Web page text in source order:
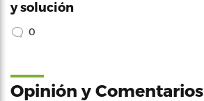
y solución
0
Opinión y Comentarios